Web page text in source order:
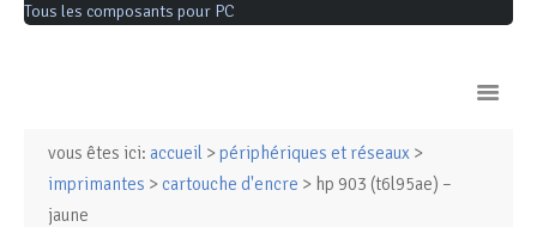
Tous les composants pour PC
Ordinateurs & Tablettes
vous êtes ici: accueil > périphériques et réseaux >
imprimantes > cartouche d'encre > hp 903 (t6l95ae) –
jaune